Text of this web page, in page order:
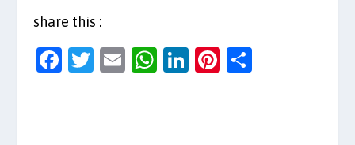
share this :
F
T
E
W Li
Pi